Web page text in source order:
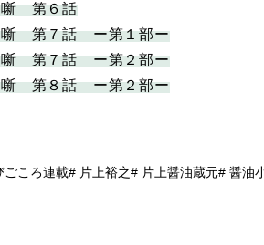
噺 第６話
噺 第７話 ー第１部ー
噺 第７話 ー第２部ー
噺 第８話 ー第２部ー
ころ連載 片上裕之 片上醤油蔵元 醤油